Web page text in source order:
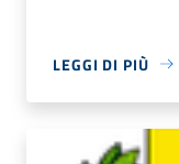
LEGGI DI PIÙ